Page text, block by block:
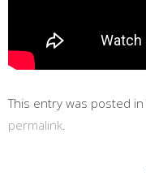
This entry was posted in
permalink